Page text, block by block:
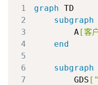
1 graph
2
subgraph
3
        A
[客
4
end
5
6
subgraph
7
        GDS